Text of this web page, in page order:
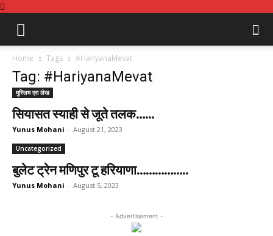
Home Tags #HariyanaMevat
Tag: #HariyanaMevat
मुस्लिम एरा लेख
सियासत स्याही से जूते तलक……
Yunus Mohani - August 21, 2023
Uncategorized
बुलेट ट्रेन मणिपुर टू हरियाणा……………..
Yunus Mohani - August 5, 2023
- Advertisement -